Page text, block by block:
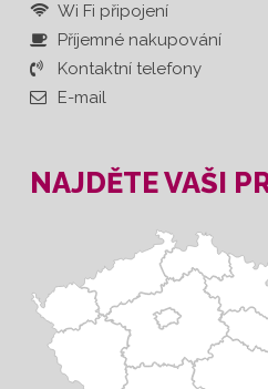
Wi Fi připojení
Příjemné nakupování
Kontaktní telefony
E-mail
NAJDĚTE VAŠI